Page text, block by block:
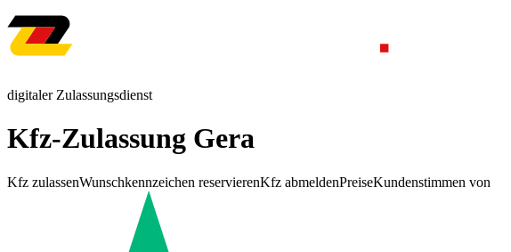
digitaler Zulassungsdienst
Kfz-Zulassung Gera
Kfz zulassenWunschkennzeichen reservierenKfz abmeldenPreiseKundenstimmen von